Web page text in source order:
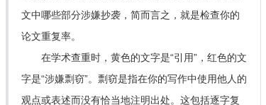
文中哪些部分涉嫌抄袭，简而言之，就是检查你的
论文重复率。
在学术查重时，黄色的文字是“引用”，红色的文
字是“涉嫌剽窃”。剽窃是指在你的写作中使用他人的
观点或表述而没有恰当地注明出处。这包括逐字复